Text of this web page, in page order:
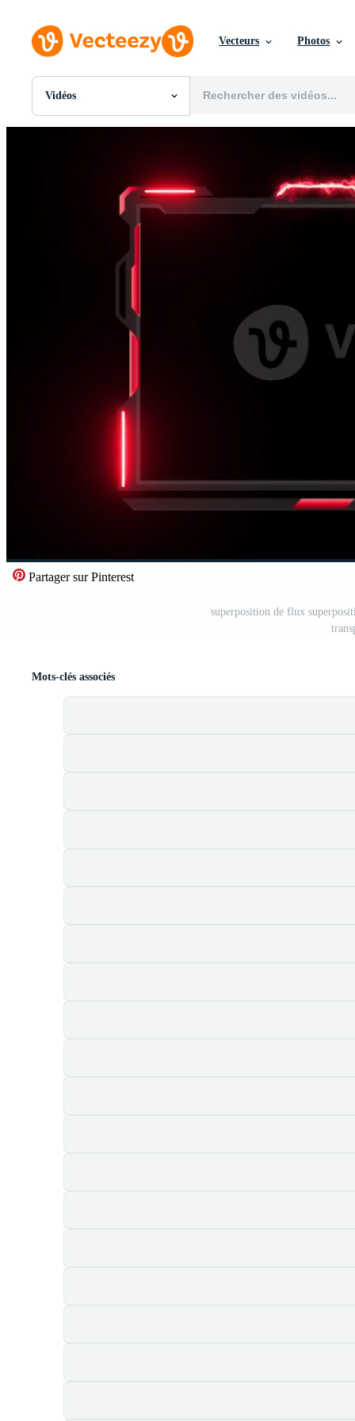
Vecteurs Photos
Vidéos
Toutes Images
Images Éditoriales
Partager sur Pinterest
superposition de flux
Mots-clés associés